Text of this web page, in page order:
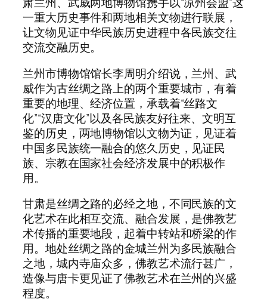
一重大历史事件和两地相关文物进行联展，
让文物见证中华民族历史进程中各民族交往
交流交融历史。
兰州市博物馆馆长李周明介绍说，兰州、武
威作为古丝绸之路上的两个重要城市，有着
重要的地理、经济位置，承载着“丝路文
化”“汉唐文化”以及各民族友好往来、文明互
鉴的历史，两地博物馆以文物为证，见证着
中国多民族统一融合的悠久历史，见证民
族、宗教在国家社会经济发展中的积极作
用。
甘肃是丝绸之路的必经之地，不同民族的文
化艺术在此相互交流、融合发展，是佛教艺
术传播的重要地段，起着中转站和桥梁的作
用。地处丝绸之路的金城兰州为多民族融合
之地，城内寺庙众多，佛教艺术流行甚广，
造像与唐卡更见证了佛教艺术在兰州的兴盛
程度。